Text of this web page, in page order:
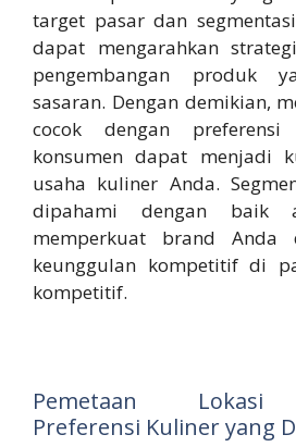
target pasar dan
dapat mengarahkan
pengembangan produk
sasaran. Dengan demikian,
cocok dengan
konsumen dapat menjadi
usaha kuliner Anda.
dipahami dengan baik
memperkuat brand Anda
keunggulan kompetitif di
kompetitif.
Pemetaan Lokasi
Preferensi Kuliner yang